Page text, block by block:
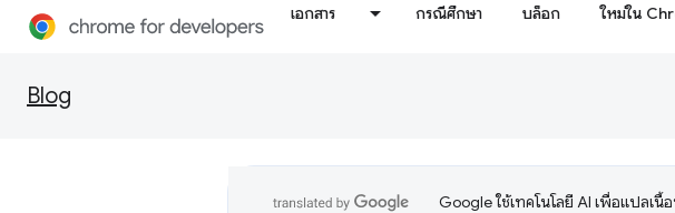
เอกสาร กรณีศึกษา บล็อก ใหม่ใน
Blog
Google ใช้เทคโนโลยี AI เพื่อแปลเนื้